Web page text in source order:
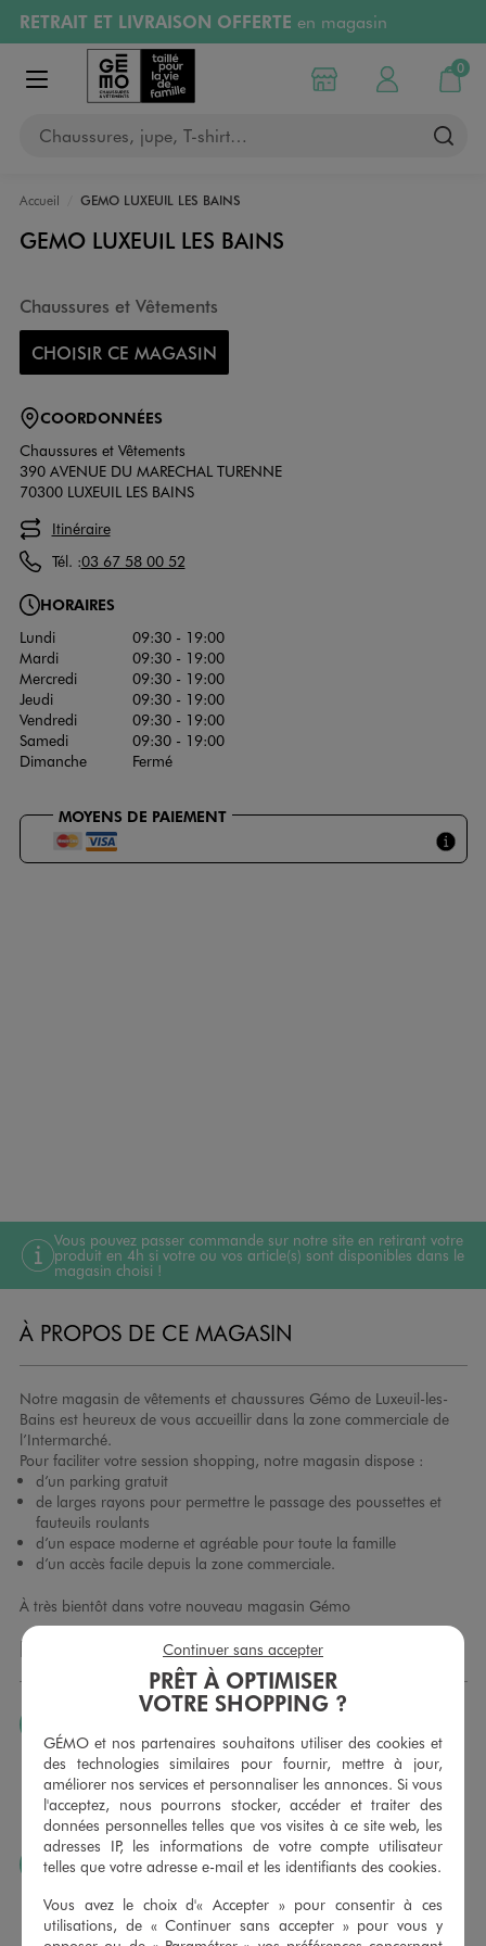
Aller au contenu principal
Aller à la navigation
RETRAIT ET LIVRAISON OFFERTE en magasin
Retours OFFERTSpendant 30 jours
PAYEZ EN 3x SANS FRAIS
RÉSERVATION GRATUITE
Afficher le menu
Chaussures, jupe, T-shirt…
Choisir mon magasin
Mon compte
0
Mon
Accueil GEMO LUXEUIL LES BAINS
GEMO LUXEUIL LES BAINS
Chaussures et Vêtements
CHOISIR CE MAGASIN
COORDONNÉES
Chaussures et Vêtements
390 AVENUE DU MARECHAL TURENNE
70300 LUXEUIL LES BAINS
Itinéraire
Tél. :03 67 58 00 52
HORAIRES
Lundi
09:30 - 19:00
Mardi
09:30 - 19:00
Mercredi
09:30 - 19:00
Jeudi
09:30 - 19:00
Vendredi
09:30 - 19:00
Samedi
09:30 - 19:00
Dimanche
Fermé
MOYENS DE PAIEMENT
Vous pouvez passer commande sur notre site en retirant votre
produit en 4h si votre ou vos article(s) sont disponibles dans le
magasin choisi !
À PROPOS DE CE MAGASIN
Notre magasin de vêtements et chaussures Gémo de Luxeuil-les-
Bains est heureux de vous accueillir dans la zone commerciale de
l’Intermarché.
Pour faciliter votre session shopping, notre magasin dispose :
d’un parking gratuit
de larges rayons pour permettre le passage des poussettes et
fauteuils roulants
d’un espace moderne et agréable pour toute la famille
d’un accès facile depuis la zone commerciale.
À très bientôt dans votre nouveau magasin Gémo
LES SERVICES GÉMO
Nous échangeons et vous proposons un avoir ou un
remboursement pour tout article non porté, non retouché,
sous 30 jours, sur simple présentation du ticket de caisse,
dans tous les magasins GÉMO.
JE PEUX FAIRE RETOUCHER MES ARTICLES
Ourlets, ceintures… vous avez la possibilité de faire
retoucher vos articles textiles dans nos magasins. Les tarifs
sont à votre disposition sur simple demande. Voir
PRÊT À OPTIMISER
VOTRE SHOPPING ?
GÉMO et nos partenaires souhaitons utiliser des cookies et
des technologies similaires pour fournir, mettre à jour,
améliorer nos services et personnaliser les annonces. Si vous
l'acceptez, nous pourrons stocker, accéder et traiter des
données personnelles telles que vos visites à ce site web, les
adresses IP, les informations de votre compte utilisateur
telles que votre adresse e-mail et les identifiants des cookies.
Vous avez le choix d'« Accepter » pour consentir à ces
utilisations, de « Continuer sans accepter » pour vous y
Continuer sans accepter